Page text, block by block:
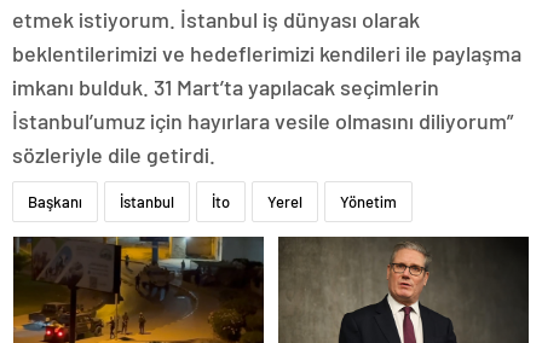
etmek istiyorum. İstanbul iş dünyası olarak
beklentilerimizi ve hedeflerimizi kendileri ile paylaşma
imkanı bulduk. 31 Mart’ta yapılacak seçimlerin
İstanbul’umuz için hayırlara vesile olmasını diliyorum”
sözleriyle dile getirdi.
Başkanı İstanbul İto Yerel Yönetim